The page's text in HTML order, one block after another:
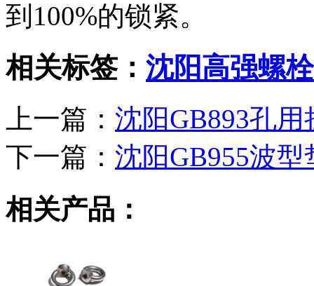
到100%的锁紧。
相关标签： 沈阳高强螺栓
上一篇： 沈阳GB893孔用
下一篇： 沈阳GB955波型
相关产品：